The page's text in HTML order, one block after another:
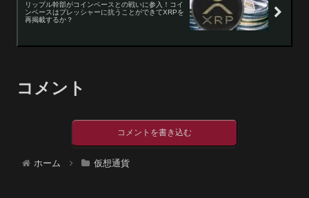
リップル幹部がコインベースとの戦いに参入！コイ
ンベースはプレッシャーに抗うことができてXRPを
再掲載するか？
コメント
コメントを書き込む
ホーム 仮想通貨